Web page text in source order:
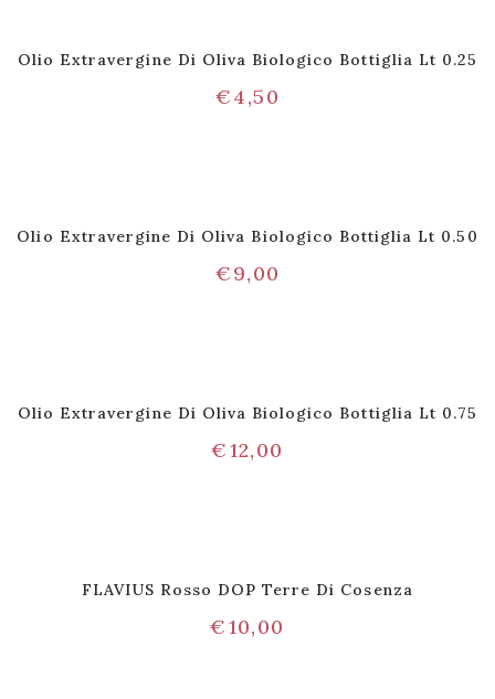
Olio Extravergine Di Oliva Biologico Bottiglia Lt 0.25
€4,50
Olio Extravergine Di Oliva Biologico Bottiglia Lt 0.50
€9,00
Olio Extravergine Di Oliva Biologico Bottiglia Lt 0.75
€12,00
FLAVIUS Rosso DOP Terre Di Cosenza
€10,00